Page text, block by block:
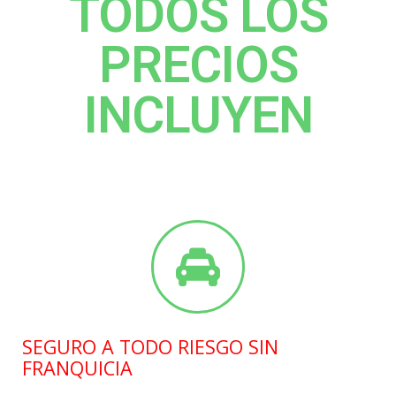
TODOS LOS
PRECIOS
INCLUYEN
SEGURO A TODO RIESGO SIN
FRANQUICIA